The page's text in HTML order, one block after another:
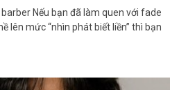
Nếu bạn đã làm quen với fade
lên mức “nhìn phát biết liền” thì bạn